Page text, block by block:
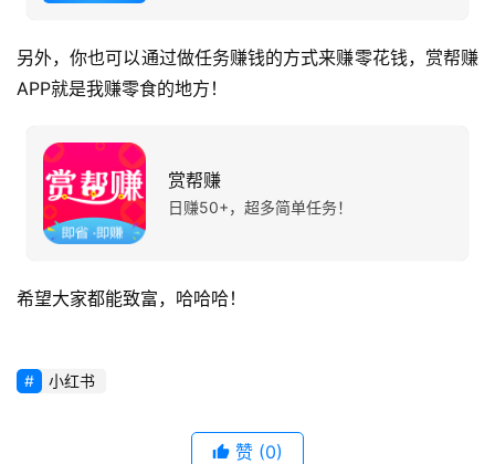
另外，你也可以通过做任务赚钱的方式来赚零花钱，赏帮赚
APP就是我赚零食的地方！
赏帮赚
日赚50+，超多简单任务！
希望大家都能致富，哈哈哈！
小红书
赞 (0)